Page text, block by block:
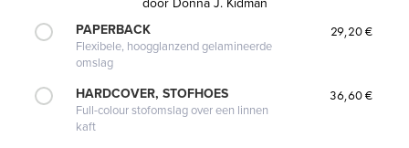
PAPERBACK
Flexibele, hoogglanzend gelamineerde
omslag
29,20 €
HARDCOVER, STOFHOES
Full-colour stofomslag over een linnen
kaft
36,60 €